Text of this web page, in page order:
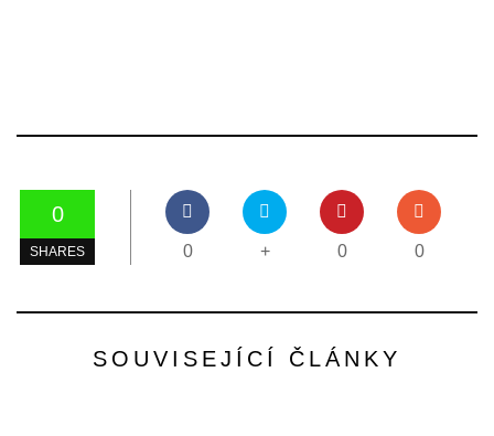
0
SHARES 0 + 0 0
SOUVISEJÍCÍ ČLÁNKY